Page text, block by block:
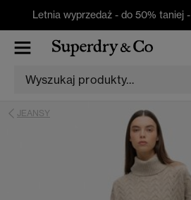
Letnia wyprzedaż - do 50% taniej -
JEANSY